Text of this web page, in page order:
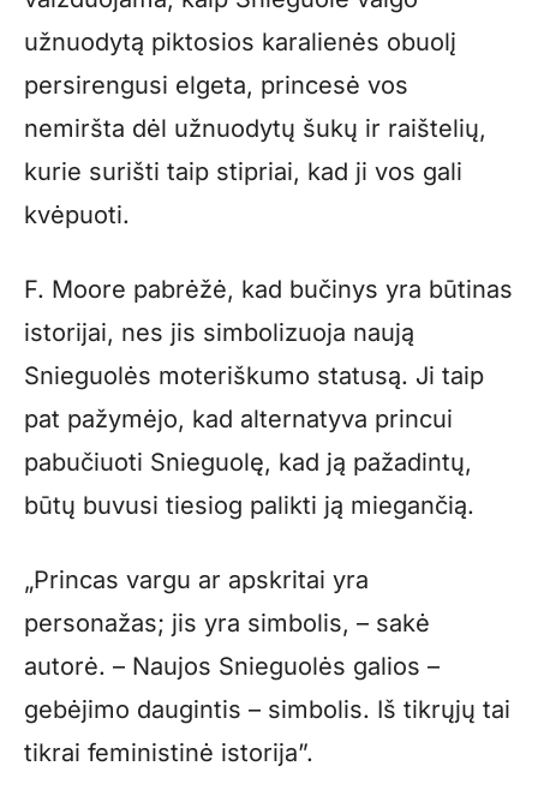
užnuodytą piktosios karalienės obuolį
persirengusi elgeta, princesė vos
nemiršta dėl užnuodytų šukų ir raištelių,
kurie surišti taip stipriai, kad ji vos gali
kvėpuoti.
F. Moore pabrėžė, kad bučinys yra būtinas
istorijai, nes jis simbolizuoja naują
Snieguolės moteriškumo statusą. Ji taip
pat pažymėjo, kad alternatyva princui
pabučiuoti Snieguolę, kad ją pažadintų,
būtų buvusi tiesiog palikti ją miegančią.
„Princas vargu ar apskritai yra
personažas; jis yra simbolis, – sakė
autorė. – Naujos Snieguolės galios –
gebėjimo daugintis – simbolis. Iš tikrųjų tai
tikrai feministinė istorija”.